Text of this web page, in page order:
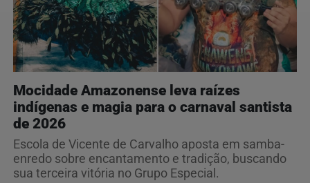
Mocidade Amazonense leva raízes
indígenas e magia para o carnaval santista
de 2026
Escola de Vicente de Carvalho aposta em samba-
enredo sobre encantamento e tradição, buscando
sua terceira vitória no Grupo Especial.